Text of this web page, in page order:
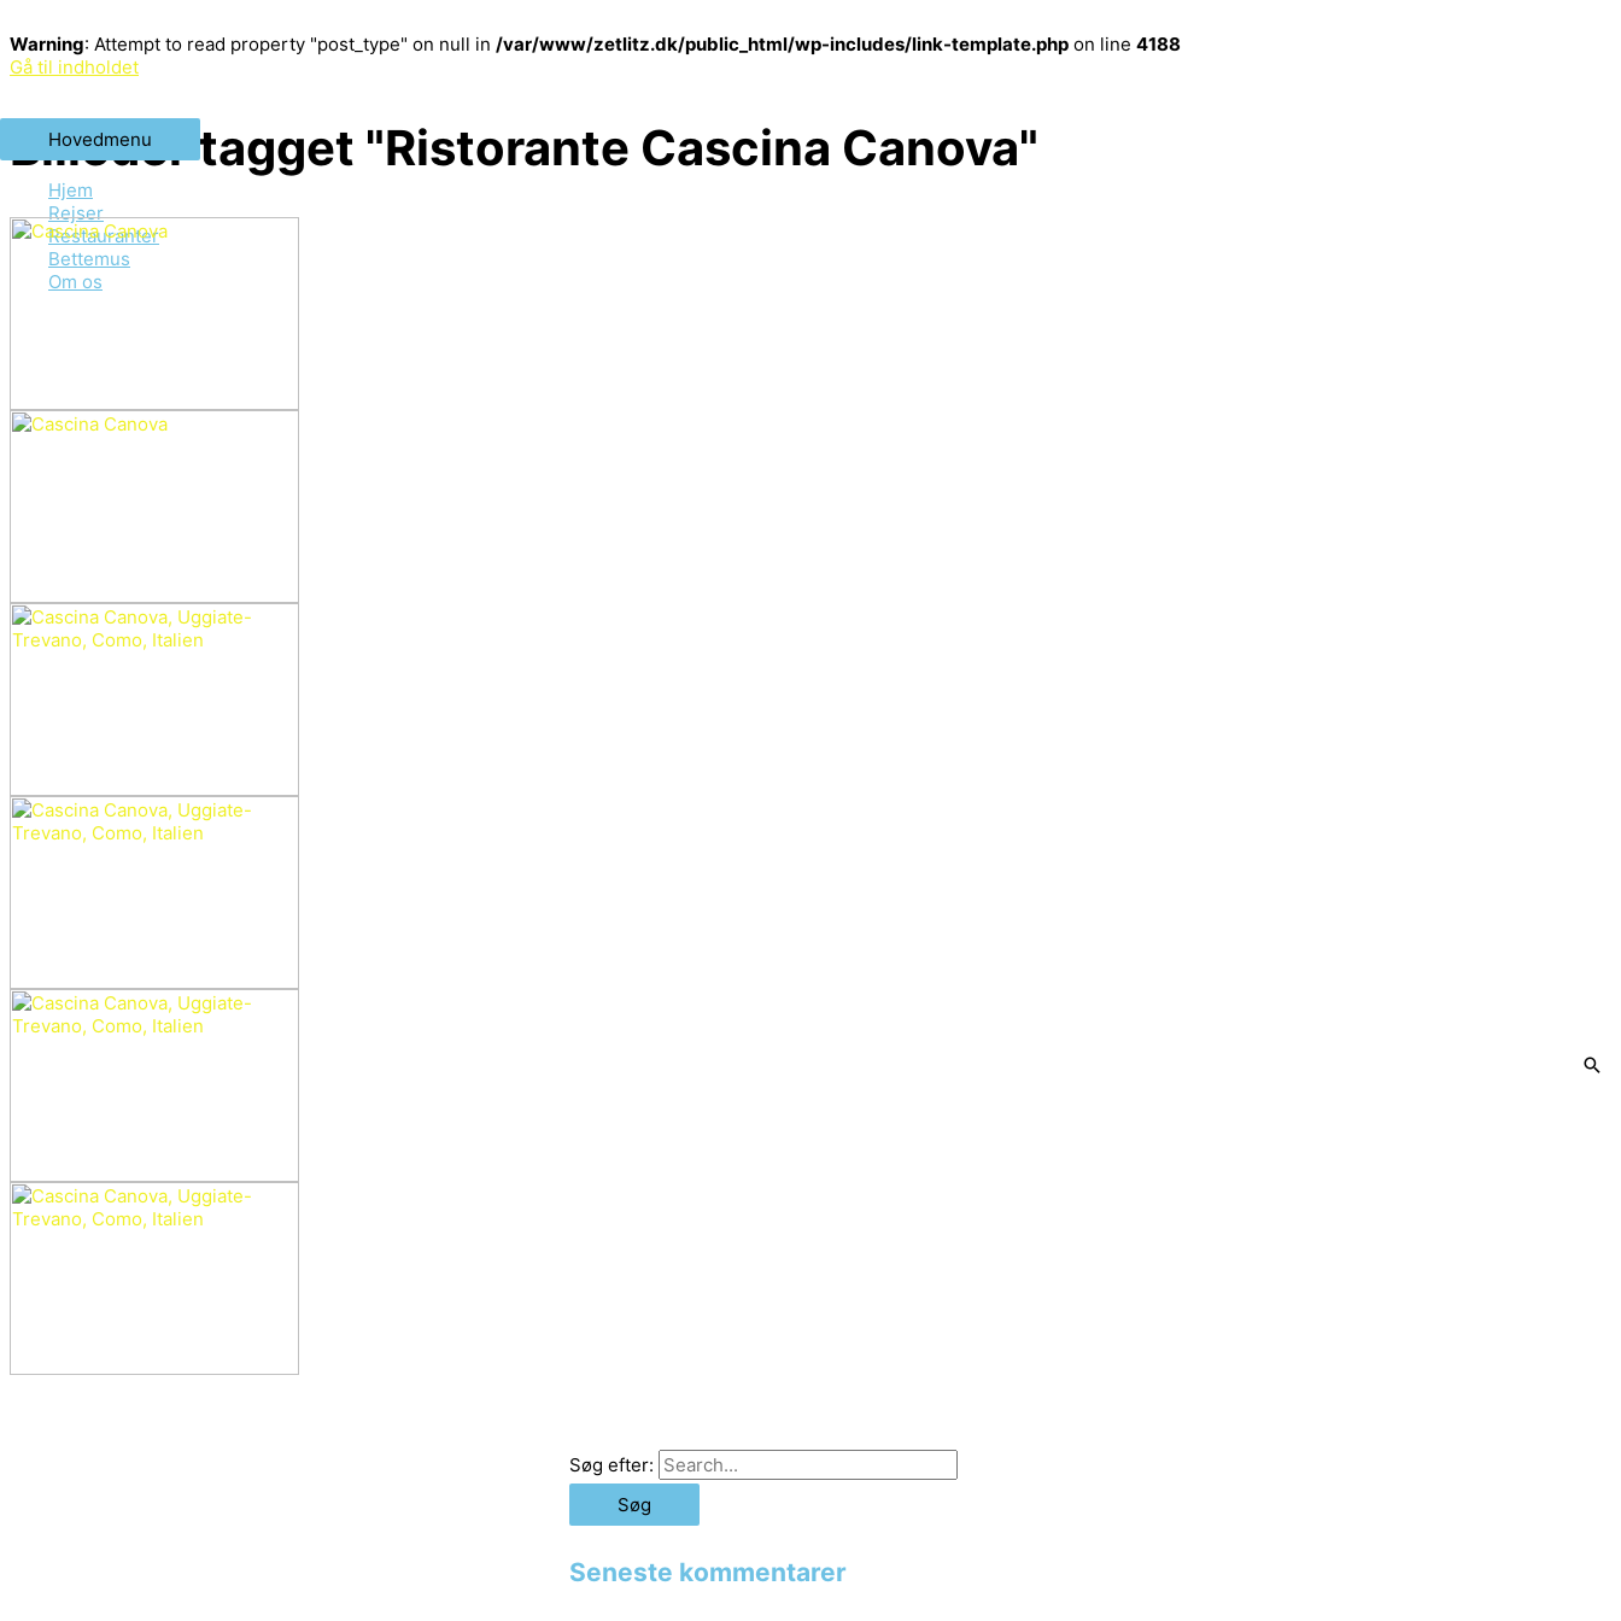
Warning: Attempt to read property "post_type" on null in /var/www/zetlitz.dk/public_html/wp-includes/link-template.php on line 4188
Gå til indholdet
Hovedmenu
Hjem
Rejser
Restauranter
Bettemus
Om os
Billeder tagget "Ristorante Cascina Canova"
Søg efter:
Seneste kommentarer